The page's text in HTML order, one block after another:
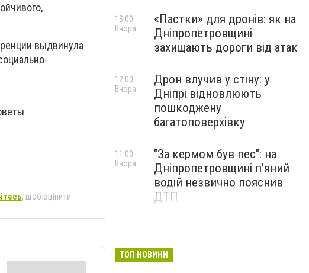
выдвинула
, щоб оцінити
«Пастки» для дронів: як на
Дніпропетровщині
захищають дороги від атак
13:00
Вчора
Дрон влучив у стіну: у
Дніпрі відновлюють
пошкоджену
багатоповерхівку
12:00
Вчора
"За кермом був пес": на
Дніпропетровщині п'яний
водій незвично пояснив
ДТП
11:00
Вчора
ТОП НОВИНИ